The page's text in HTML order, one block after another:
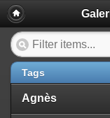
Tags
Agnès